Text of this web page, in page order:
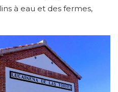
à eau et des fermes,